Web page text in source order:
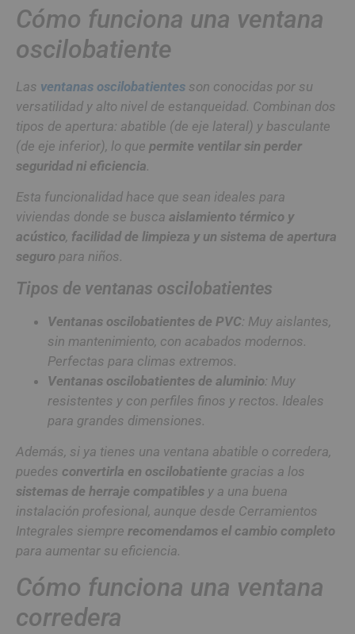
Cómo funciona una ventana
oscilobatiente
Las ventanas oscilobatientes son conocidas por su
versatilidad y alto nivel de estanqueidad. Combinan dos
tipos de apertura: abatible (de eje lateral) y basculante
(de eje inferior), lo que permite ventilar sin perder
seguridad ni eficiencia.
Esta funcionalidad hace que sean ideales para
viviendas donde se busca aislamiento térmico y
acústico, facilidad de limpieza y un sistema de apertura
seguro para niños.
Tipos de ventanas oscilobatientes
Ventanas oscilobatientes de PVC: Muy aislantes,
sin mantenimiento, con acabados modernos.
Perfectas para climas extremos.
Ventanas oscilobatientes de aluminio: Muy
resistentes y con perfiles finos y rectos. Ideales
para grandes dimensiones.
Además, si ya tienes una ventana abatible o corredera,
puedes convertirla en oscilobatiente gracias a los
sistemas de herraje compatibles y a una buena
instalación profesional, aunque desde Cerramientos
Integrales siempre recomendamos el cambio completo
para aumentar su eficiencia.
Cómo funciona una ventana
corredera